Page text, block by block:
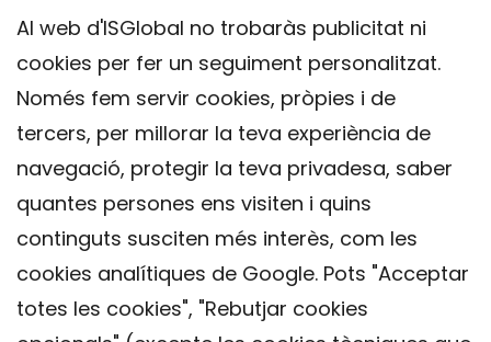
Al web d'ISGlobal no trobaràs publicitat ni
cookies per fer un seguiment personalitzat.
Només fem servir cookies, pròpies i de
tercers, per millorar la teva experiència de
navegació, protegir la teva privadesa, saber
quantes persones ens visiten i quins
continguts susciten més interès, com les
cookies analítiques de Google. Pots "Acceptar
totes les cookies", "Rebutjar cookies